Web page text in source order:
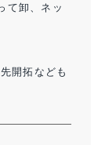
て卸、ネッ
開拓なども